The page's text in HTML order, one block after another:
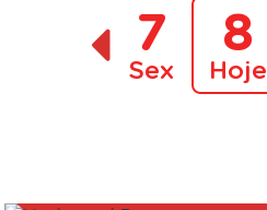
7
Sex
8
Hoje